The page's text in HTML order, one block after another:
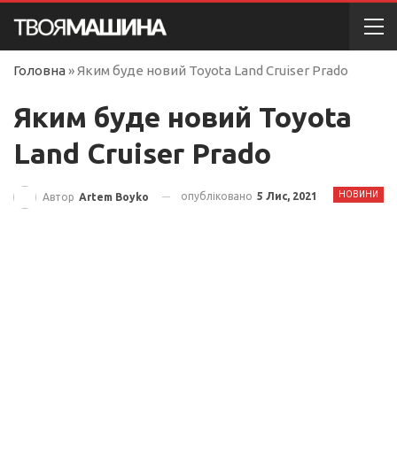
Головна »Яким буде новий Toyota Land Cruiser Prado
Яким буде новий Toyota
Land Cruiser Prado
НОВИНИ
Автор Artem Boyko опубліковано 5 Лис, 2021